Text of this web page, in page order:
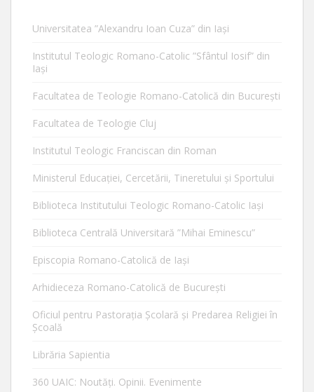
Universitatea ”Alexandru Ioan Cuza” din Iaşi
Institutul Teologic Romano-Catolic ”Sfântul Iosif” din
Iaşi
Facultatea de Teologie Romano-Catolică din Bucureşti
Facultatea de Teologie Cluj
Institutul Teologic Franciscan din Roman
Ministerul Educaţiei, Cercetării, Tineretului şi Sportului
Biblioteca Institutului Teologic Romano-Catolic Iaşi
Biblioteca Centrală Universitară ”Mihai Eminescu”
Episcopia Romano-Catolică de Iaşi
Arhidieceza Romano-Catolică de Bucureşti
Oficiul pentru Pastorația Școlară și Predarea Religiei în
Școală
Librăria Sapientia
360 UAIC: Noutăţi. Opinii. Evenimente